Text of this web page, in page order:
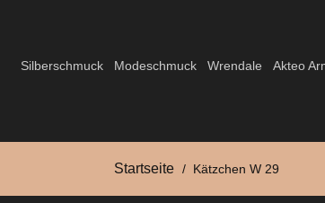
Silberschmuck Modeschmuck Wrendale Akteo
Startseite Kätzchen W 29